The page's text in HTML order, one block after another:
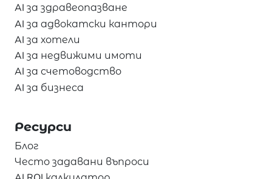
AI за здравеопазване
AI за адвокатски кантори
AI за хотели
AI за недвижими имоти
AI за счетоводство
AI за бизнеса
Ресурси
Блог
Често задавани въпроси